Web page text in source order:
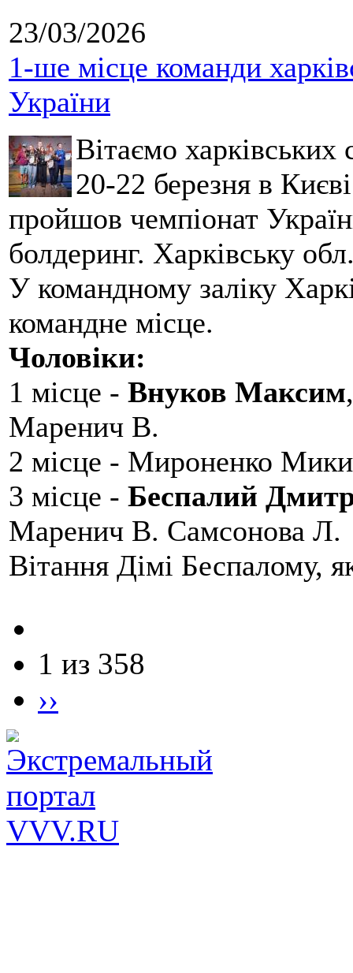
23/03/2026
1-ше місце команди
України
Вітаємо
20-22 березня в
пройшов чемпіонат
болдеринг. Харківську
У командному заліку
командне місце.
Чоловіки:
1 місце - Внуков Максим
Маренич В.
2 місце - Мироненко
3 місце - Беспалий
Маренич В. Самсонова Л.
Вітання Дімі Беспалому,
1 из 358
››